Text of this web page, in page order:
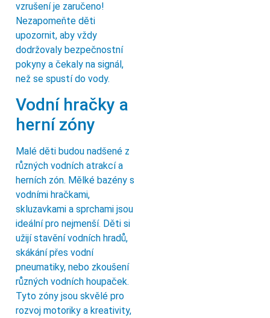
vzrušení je zaručeno!
Nezapomeňte děti
upozornit, aby vždy
dodržovaly bezpečnostní
pokyny a čekaly na signál,
než se spustí do vody.
Vodní hračky a
herní zóny
Malé děti budou nadšené z
různých vodních atrakcí a
herních zón. Mělké bazény s
vodními hračkami,
skluzavkami a sprchami jsou
ideální pro nejmenší. Děti si
užijí stavění vodních hradů,
skákání přes vodní
pneumatiky, nebo zkoušení
různých vodních houpaček.
Tyto zóny jsou skvělé pro
rozvoj motoriky a kreativity,